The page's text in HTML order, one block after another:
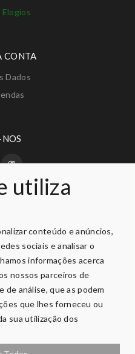
utiliza
conteúdo e anúncios,
sociais e analisar o
informações acerca
nossos parceiros de
de análise, que as podem
que lhes forneceu ou
sua utilização dos
Elogios
CONTA
Dados
SEGURO